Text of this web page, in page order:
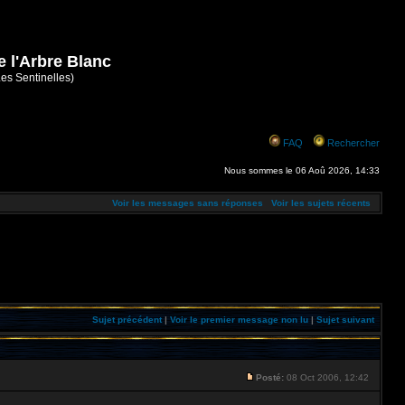
l'Arbre Blanc
Sentinelles)
FAQ Rechercher
Nous sommes le 06 Aoû 2026, 14:33
Voir les messages sans réponses Voir les sujets récents
Sujet précédent|Voir le premier message non lu | Sujet suivant
Posté: 08 Oct 2006, 12:42